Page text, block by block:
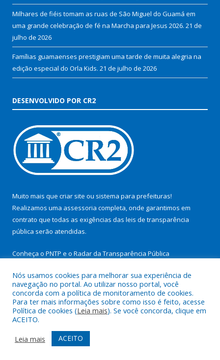
Milhares de fiéis tomam as ruas de São Miguel do Guamá em
uma grande celebração de fé na Marcha para Jesus 2026. 21 de
julho de 2026
Famílias guamaenses prestigiam uma tarde de muita alegria na
edição especial do Orla Kids. 21 de julho de 2026
DESENVOLVIDO POR CR2
Muito mais que criar site ou sistema para prefeituras!
Realizamos uma assessoria completa, onde garantimos em
contrato que todas as exigências das leis de transparência
pública serão atendidas.
Conheça o PNTP e o Radar da Transparência Pública
Todos os direitos reservados a Prefeitura Municipal de São
Miguel do Guamá.
Mapa do Site
Acessar Área Administrativa
Acessar Webmail
Nós usamos cookies para melhorar sua experiência de
navegação no portal. Ao utilizar nosso portal, você
concorda com a política de monitoramento de cookies.
Para ter mais informações sobre como isso é feito, acesse
Política de cookies (Leia mais). Se você concorda, clique em
ACEITO.
Leia mais
ACEITO